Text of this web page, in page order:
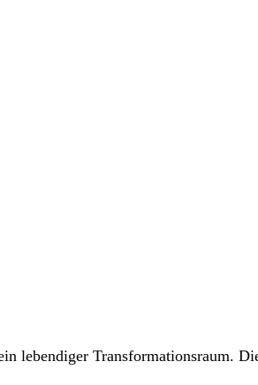
lebendiger Transformationsraum.